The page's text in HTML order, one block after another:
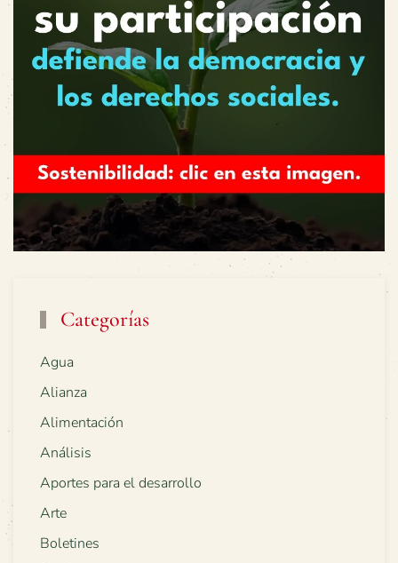
Categorías
Agua
Alianza
Alimentación
Análisis
Aportes para el desarrollo
Arte
Boletines